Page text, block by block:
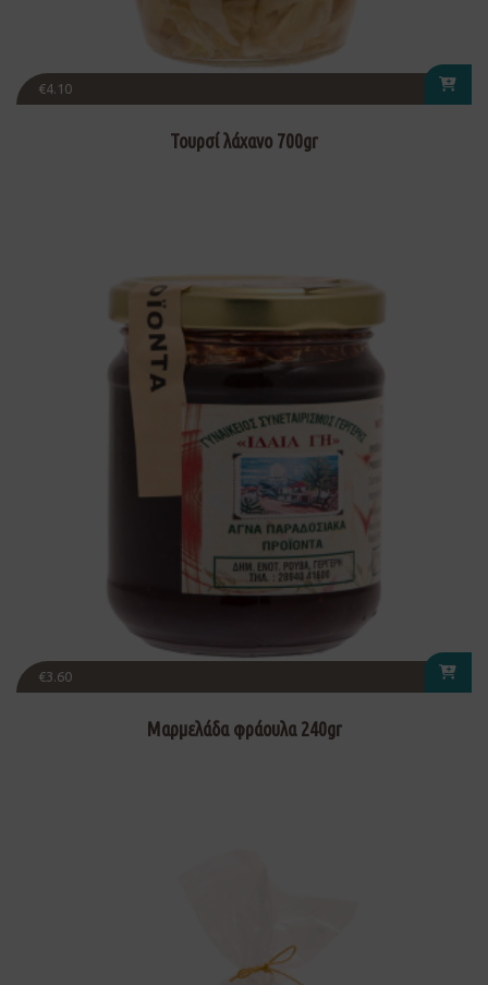
€4.10
Τουρσί λάχανο 700gr
€3.60
Μαρμελάδα φράουλα 240gr